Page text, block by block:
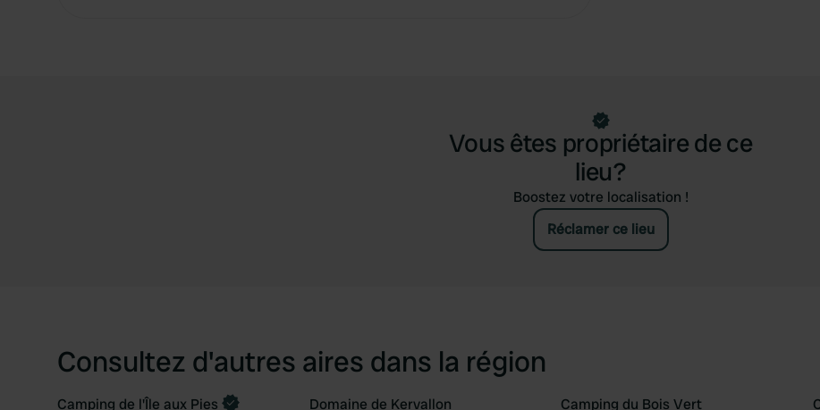
Vous êtes propriétaire de ce
lieu?
Boostez votre localisation !
Réclamer ce lieu
Consultez d'autres aires dans la région
Camping de l'Île aux Pies Domaine de Kervallon Camping du Bois Vert